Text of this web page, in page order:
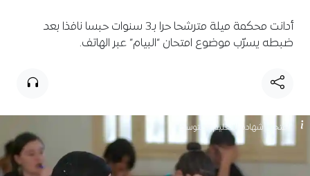
أدانت محكمة ميلة مترشحا حرا بـ3 سنوات حبسا نافذا بعد
ضبطه يسرّب موضوع امتحان “البيام” عبر الهاتف.
امتحان شهادة التعليم المتوسط